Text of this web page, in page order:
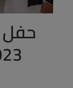
حفل
2023-